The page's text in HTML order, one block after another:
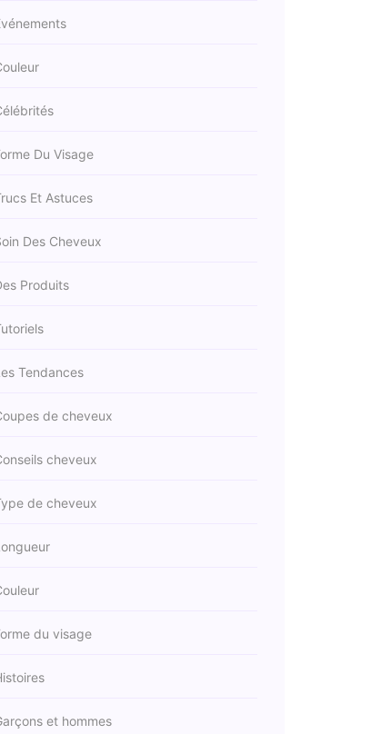
Du Visage
Et Astuces
Des Cheveux
Produits
Tendances
de cheveux
cheveux
de cheveux
du visage
et hommes